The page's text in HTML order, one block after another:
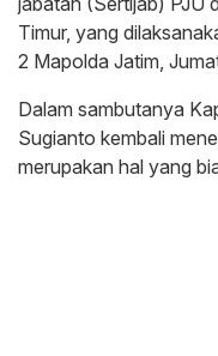
Timur, yang
2 Mapolda Jatim,
Dalam sambutanya
Sugianto kembali
merupakan hal yang